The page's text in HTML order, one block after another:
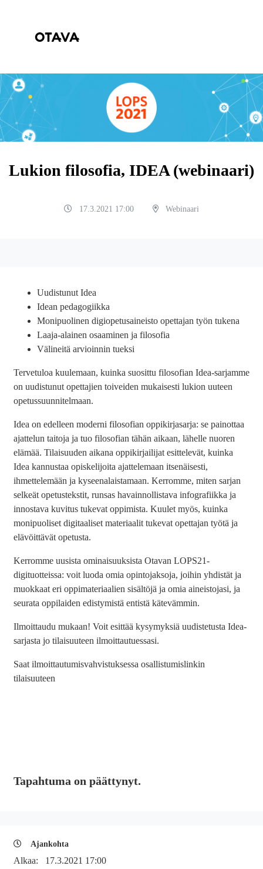
Lukion filosofia, IDEA (webinaari)
17.3.2021 17:00 Webinaari
Uudistunut Idea
Idean pedagogiikka
Monipuolinen digiopetusaineisto opettajan työn tukena
Laaja-alainen osaaminen ja filosofia
Välineitä arvioinnin tueksi
Tervetuloa kuulemaan, kuinka suosittu filosofian Idea-sarjamme
on uudistunut opettajien toiveiden mukaisesti lukion uuteen
opetussuunnitelmaan.
Idea on edelleen moderni filosofian oppikirjasarja: se painottaa
ajattelun taitoja ja tuo filosofian tähän aikaan, lähelle nuoren
elämää. Tilaisuuden aikana oppikirjailijat esittelevät, kuinka
Idea kannustaa opiskelijoita ajattelemaan itsenäisesti,
ihmettelemään ja kyseenalaistamaan. Kerromme, miten sarjan
selkeät opetustekstit, runsas havainnollistava infografiikka ja
innostava kuvitus tukevat oppimista. Kuulet myös, kuinka
monipuoliset digitaaliset materiaalit tukevat opettajan työtä ja
elävöittävät opetusta.
Kerromme uusista ominaisuuksista Otavan LOPS21-
digituotteissa: voit luoda omia opintojaksoja, joihin yhdistät ja
muokkaat eri oppimateriaalien sisältöjä ja omia aineistojasi, ja
seurata oppilaiden edistymistä entistä kätevämmin.
Ilmoittaudu mukaan! Voit esittää kysymyksiä uudistetusta Idea-
sarjasta jo tilaisuuteen ilmoittautuessasi.
Saat ilmoittautumisvahvistuksessa osallistumislinkin
tilaisuuteen
Tapahtuma on päättynyt.
Ajankohta
Alkaa: 17.3.2021 17:00